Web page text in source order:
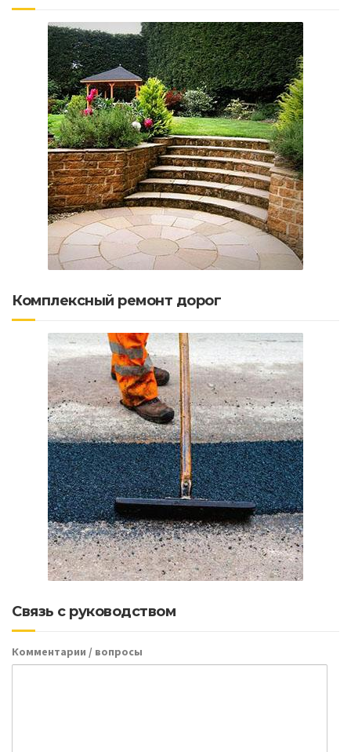
Комплексный ремонт дорог
Связь с руководством
Комментарии / вопросы